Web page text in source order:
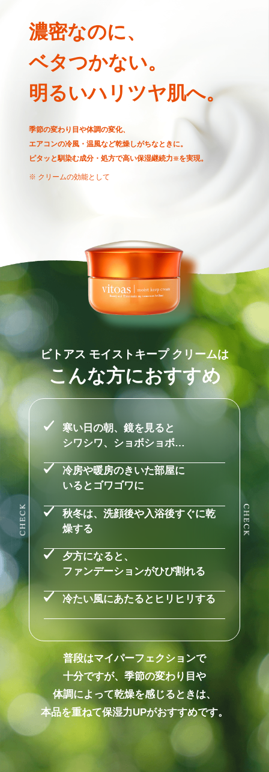
濃密なのに、
ベタつかない。
明るいハリツヤ肌へ。
季節の変わり目や体調の変化、
エアコンの冷風・温風など乾燥しがちなときに。
ピタッと馴染む成分・処方で高い保湿継続力※を実現。
※ クリームの効能として
ビトアス モイストキープ クリームは
こんな方におすすめ
寒い日の朝、鏡を見ると
シワシワ、ショボショボ…
冷房や暖房のきいた部屋に
いるとゴワゴワに
秋冬は、洗顔後や入浴後すぐに乾
燥する
夕方になると、
ファンデーションがひび割れる
冷たい風にあたるとヒリヒリする
普段はマイパーフェクションで
十分ですが、 季節の変わり目や
体調によって乾燥を感じるときは、
本品を重ねて保湿力UPがおすすめです。